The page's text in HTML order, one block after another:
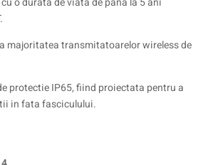
majoritatea transmitatoarelor wireless de
protectie IP65, fiind proiectata pentru a
in fata fasciculului.